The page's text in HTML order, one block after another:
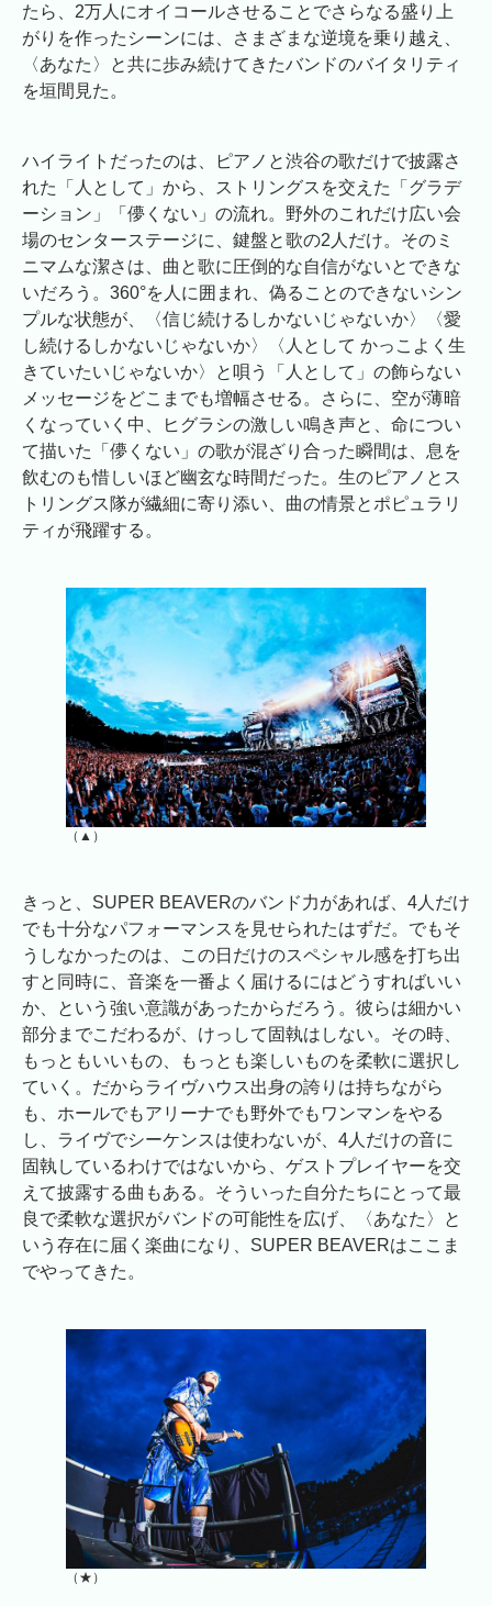
たら、2万人にオイコールさせることでさらなる盛り上
がりを作ったシーンには、さまざまな逆境を乗り越え、
〈あなた〉と共に歩み続けてきたバンドのバイタリティ
を垣間見た。
ハイライトだったのは、ピアノと渋谷の歌だけで披露さ
れた「人として」から、ストリングスを交えた「グラデ
ーション」「儚くない」の流れ。野外のこれだけ広い会
場のセンターステージに、鍵盤と歌の2人だけ。そのミ
ニマムな潔さは、曲と歌に圧倒的な自信がないとできな
いだろう。360°を人に囲まれ、偽ることのできないシン
プルな状態が、〈信じ続けるしかないじゃないか〉〈愛
し続けるしかないじゃないか〉〈人として かっこよく生
きていたいじゃないか〉と唄う「人として」の飾らない
メッセージをどこまでも増幅させる。さらに、空が薄暗
くなっていく中、ヒグラシの激しい鳴き声と、命につい
て描いた「儚くない」の歌が混ざり合った瞬間は、息を
飲むのも惜しいほど幽玄な時間だった。生のピアノとス
トリングス隊が繊細に寄り添い、曲の情景とポピュラリ
ティが飛躍する。
（▲）
きっと、SUPER BEAVERのバンド力があれば、4人だけ
でも十分なパフォーマンスを見せられたはずだ。でもそ
うしなかったのは、この日だけのスペシャル感を打ち出
すと同時に、音楽を一番よく届けるにはどうすればいい
か、という強い意識があったからだろう。彼らは細かい
部分までこだわるが、けっして固執はしない。その時、
もっともいいもの、もっとも楽しいものを柔軟に選択し
ていく。だからライヴハウス出身の誇りは持ちながら
も、ホールでもアリーナでも野外でもワンマンをやる
し、ライヴでシーケンスは使わないが、4人だけの音に
固執しているわけではないから、ゲストプレイヤーを交
えて披露する曲もある。そういった自分たちにとって最
良で柔軟な選択がバンドの可能性を広げ、〈あなた〉と
いう存在に届く楽曲になり、SUPER BEAVERはここま
でやってきた。
（★）